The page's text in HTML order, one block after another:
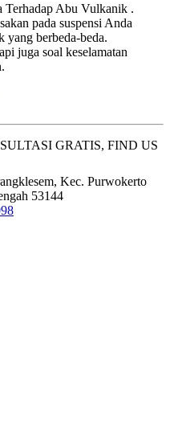
Terhadap Abu Vulkanik .
pada suspensi Anda
yang berbeda-beda.
juga soal keselamatan
GRATIS, FIND US
Kec. Purwokerto
53144